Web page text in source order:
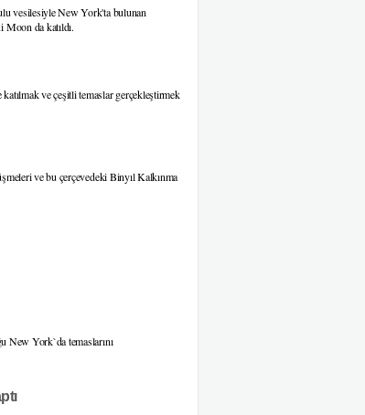
vesilesiyle New York'ta bulunan
da katıldı.
ve çeşitli temaslar gerçekleştirmek
ve bu çerçevedeki Binyıl Kalkınma
York`da temaslarını